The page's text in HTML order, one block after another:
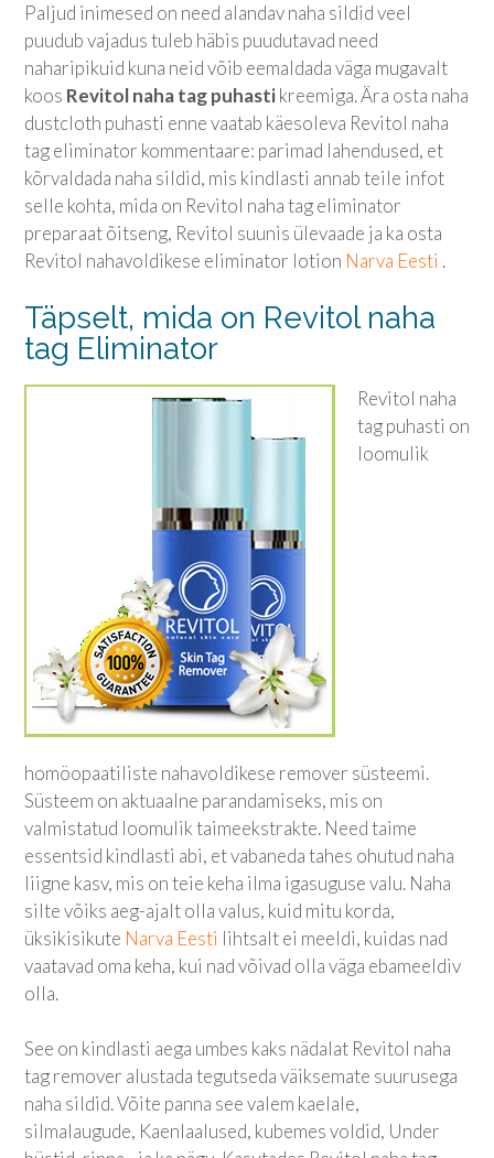
Paljud inimesed on need alandav naha sildid veel
puudub vajadus tuleb häbis puudutavad need
naharipikuid kuna neid võib eemaldada väga mugavalt
koos Revitol naha tag puhastikreemiga. Ära osta naha
dustcloth puhasti enne vaatab käesoleva Revitol naha
tag eliminator kommentaare: parimad lahendused, et
kõrvaldada naha sildid, mis kindlasti annab teile infot
selle kohta, mida on Revitol naha tag eliminator
preparaat õitseng, Revitol suunis ülevaade ja ka osta
Revitol nahavoldikese eliminator lotion Narva Eesti .
Täpselt, mida on Revitol naha
tag Eliminator
Revitol naha
tag puhasti on
loomulik
homöopaatiliste nahavoldikese remover süsteemi.
Süsteem on aktuaalne parandamiseks, mis on
valmistatud loomulik taimeekstrakte. Need taime
essentsid kindlasti abi, et vabaneda tahes ohutud naha
liigne kasv, mis on teie keha ilma igasuguse valu. Naha
silte võiks aeg-ajalt olla valus, kuid mitu korda,
üksikisikute Narva Eesti lihtsalt ei meeldi, kuidas nad
vaatavad oma keha, kui nad võivad olla väga ebameeldiv
olla.
See on kindlasti aega umbes kaks nädalat Revitol naha
tag remover alustada tegutseda väiksemate suurusega
naha sildid. Võite panna see valem kaelale,
silmalaugude, Kaenlaalused, kubemes voldid, Under